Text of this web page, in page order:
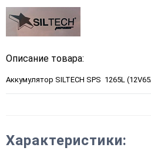
Описание товара:
Аккумулятор SILTECH SPS 1265L
Характеристики: